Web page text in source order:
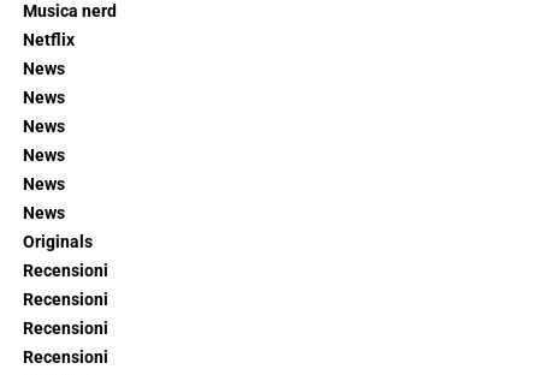
Musica nerd
Netflix
News
News
News
News
News
News
Originals
Recensioni
Recensioni
Recensioni
Recensioni